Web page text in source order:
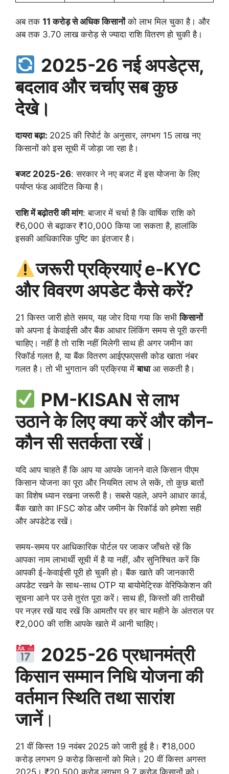
अब तक 11 करोड़ से अधिक किसानोंको लाभ मिल चुका है। और
अब तक 3.70 लाख करोड़ से ज्यादा राशि वितरण हो चुकी है।
2025-26 नई अपडेट्स,
बदलाव और चर्चाए सब कुछ
देखे।
दायरा बढ़ा: 2025 की रिपोर्ट के अनुसार, लगभग 15 लाख नए
किसानों को इस सूची में जोड़ा जा रहा है।
बजट 2025-26: सरकार ने नए बजट में इस योजना के लिए
पर्याप्त फंड आवंटित किया है।
राशि में बढ़ोतरी की मांग: बाजार में चर्चा है कि वार्षिक राशि को
₹6,000 से बढ़ाकर ₹10,000 किया जा सकता है, हालांकि
इसकी आधिकारिक पुष्टि का इंतजार है।
जरूरीप्रक्रियाएंe-KYC
और विवरण अपडेट कैसे करें?
21 किस्त जारी होते समय, यह जोर दिया गया कि सभीकिसानों
को अपना ई केवाईसी और बैंक आधार लिंकिंग समय से पूरी करनी
चाहिए। नहीं है तो राशि नहीं मिलेगी साथ ही अगर जमीन का
रिकॉर्ड गलत है, या बैंक वितरण आईएफएससी कोड खाता नंबर
गलत है। तो भी भुगतान की प्रक्रिया मेंबाधाआ सकती है।
PM-KISAN से लाभ
उठाने के लिए क्या करें और कौन-
कौन सी सतर्कता रखें।
यदि आप चाहते हैं कि आप या आपके जानने वाले किसान पीएम
किसान योजना का पूरा और नियमित लाभ ले सकें, तो कुछ बातों
का विशेष ध्यान रखना जरूरी है। सबसे पहले, अपने आधार कार्ड,
बैंक खाते का IFSC कोड और जमीन के रिकॉर्ड को हमेशा सही
और अपडेटेड रखें।
समय-समय पर आधिकारिक पोर्टल पर जाकर जाँचते रहें कि
आपका नाम लाभार्थी सूची में है या नहीं, और सुनिश्चित करें कि
आपकी ई-केवाईसी पूरी हो चुकी हो। बैंक खाते की जानकारी
अपडेट रखने के साथ-साथ OTP या बायोमेट्रिक वेरिफिकेशन की
सूचना आने पर उसे तुरंत पूरा करें। साथ ही, किस्तों की तारीखों
पर नज़र रखें याद रखें कि आमतौर पर हर चार महीने के अंतराल पर
₹2,000 की राशि आपके खाते में आनी चाहिए।
2025-26 प्रधानमंत्री
किसान सम्मान निधि योजना की
वर्तमान स्थिति तथा सारांश
जानें।
21 वीं किस्त 19 नवंबर 2025 को जारी हुई है। ₹18,000
करोड़ लगभग 9 करोड़ किसानों को मिले। 20 वीं किस्त अगस्त
2025। ₹20,500 करोड़ लगभग 9.7 करोड़ किसानों को।